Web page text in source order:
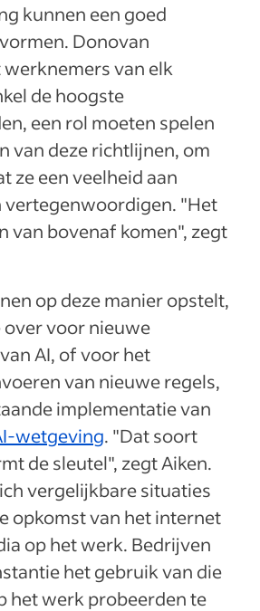
kunnen een goed
Donovan
van elk
de hoogste
een rol moeten spelen
van deze richtlijnen, om
ze een veelheid aan
vertegenwoordigen. "Het
van bovenaf komen", zegt
op deze manier opstelt,
voor nieuwe
AI, of voor het
van nieuwe regels,
implementatie van
wetgeving. "Dat soort
de sleutel", zegt Aiken.
vergelijkbare situaties
opkomst van het internet
op het werk. Bedrijven
het gebruik van die
het werk probeerden te